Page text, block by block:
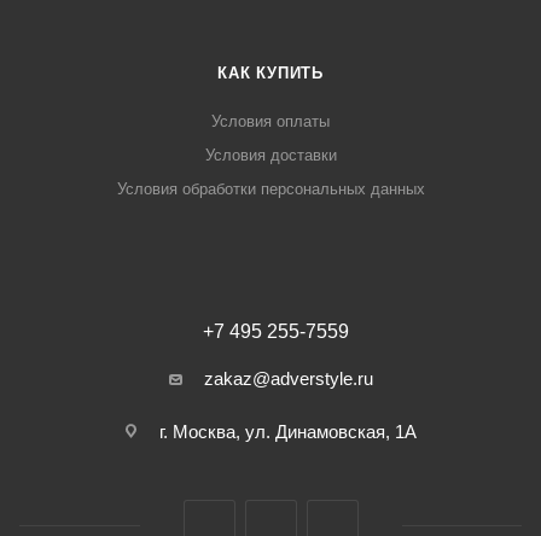
КАК КУПИТЬ
Условия оплаты
Условия доставки
Условия обработки персональных данных
+7 495 255-7559
zakaz@adverstyle.ru
г. Москва, ул. Динамовская, 1А